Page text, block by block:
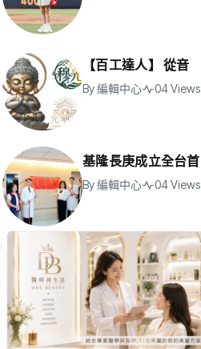
【百工達人】 從音
By編輯中心 04 Views
基隆長庚成立全台首
By編輯中心 04 Views